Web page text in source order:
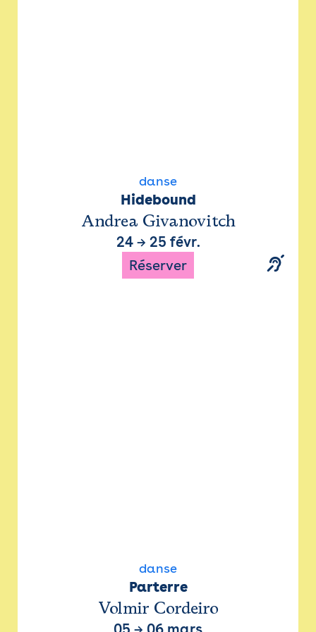
danse
Hidebound
Andrea Givanovitch
24→ 25 févr.
Réserver
danse
Parterre
Volmir Cordeiro